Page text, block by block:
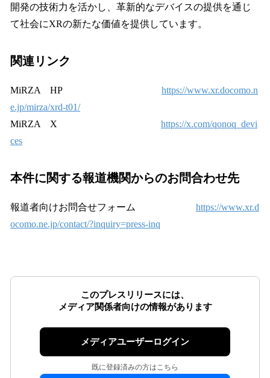
開発の技術力を活かし、革新的なデバイスの提供を通じ
て社会にXRの新たな価値を提供しています。
関連リンク
MiRZA HP https://www.xr.docomo.n
e.jp/mirza/xrd-t01/
MiRZA X https://x.com/qonoq_devi
ces
本件に関する報道機関からのお問合わせ先
報道者向けお問合せフォーム https://www.xr.d
ocomo.ne.jp/contact/?inquiry=press-inq
このプレスリリースには、
メディア関係者向けの情報があります
メディアユーザーログイン
既に登録済みの方はこちら